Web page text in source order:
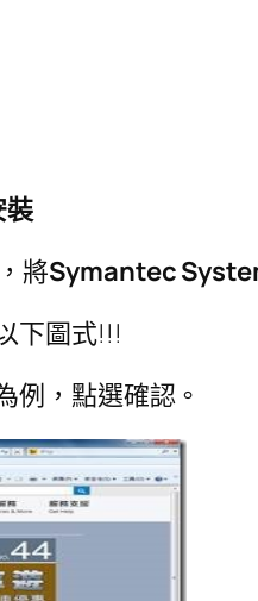
裝
將Symantec
下圖式!!!
例，點選確認。